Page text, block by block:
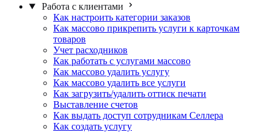
Работа с клиентами
Как настроить категории заказов
Как массово прикрепить услуги к карточкам
товаров
Учет расходников
Как работать с услугами массово
Как массово удалить услугу
Как массово удалить все услуги
Как загрузить/удалить оттиск печати
Выставление счетов
Как выдать доступ сотрудникам Селлера
Как создать услугу